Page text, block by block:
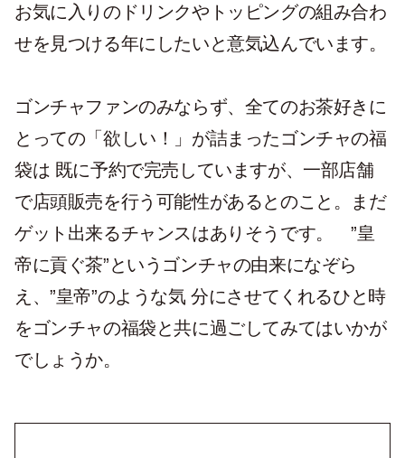
お気に入りのドリンクやトッピングの組み合わ
せを見つける年にしたいと意気込んでいます。
ゴンチャファンのみならず、全てのお茶好きに
とっての「欲しい！」が詰まったゴンチャの福
袋は 既に予約で完売していますが、一部店舗
で店頭販売を行う可能性があるとのこと。まだ
ゲット出来るチャンスはありそうです。 ”皇
帝に貢ぐ茶”というゴンチャの由来になぞら
え、”皇帝”のような気 分にさせてくれるひと時
をゴンチャの福袋と共に過ごしてみてはいかが
でしょうか。